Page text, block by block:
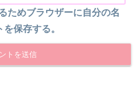
ためブラウザーに自分の名
保存する。